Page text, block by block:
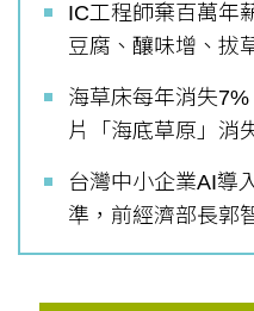
IC工程師棄百萬年
豆腐、釀味增、拔
海草床每年消失
片「海底草原」消
台灣中小企業AI導
準，前經濟部長郭